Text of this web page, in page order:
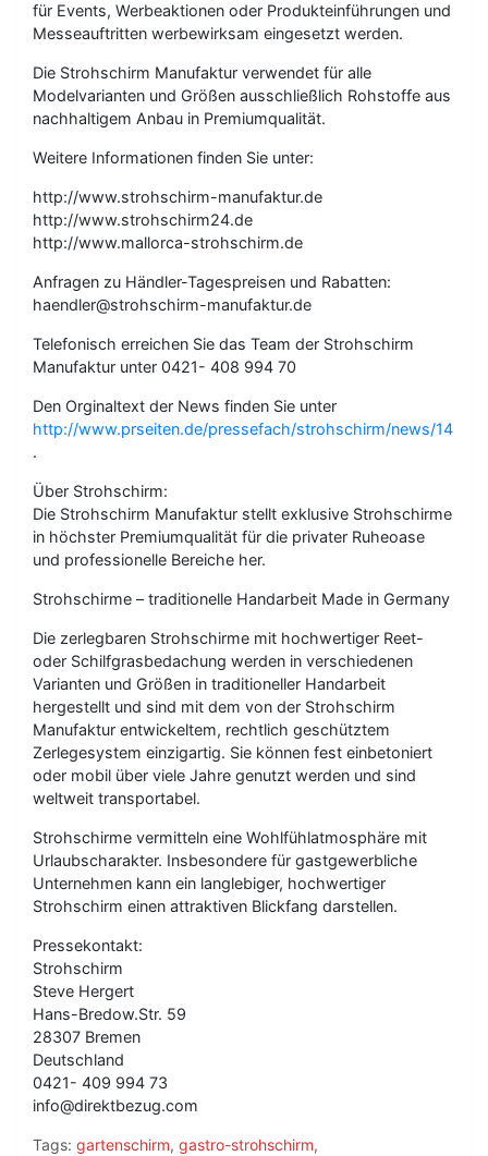
für Events, Werbeaktionen oder Produkteinführungen und
Messeauftritten werbewirksam eingesetzt werden.
Die Strohschirm Manufaktur verwendet für alle
Modelvarianten und Größen ausschließlich Rohstoffe aus
nachhaltigem Anbau in Premiumqualität.
Weitere Informationen finden Sie unter:
http://www.strohschirm-manufaktur.de
http://www.strohschirm24.de
http://www.mallorca-strohschirm.de
Anfragen zu Händler-Tagespreisen und Rabatten:
haendler@strohschirm-manufaktur.de
Telefonisch erreichen Sie das Team der Strohschirm
Manufaktur unter 0421- 408 994 70
Den Orginaltext der News finden Sie unter
http://www.prseiten.de/pressefach/strohschirm/news/14
.
Über Strohschirm:
Die Strohschirm Manufaktur stellt exklusive Strohschirme
in höchster Premiumqualität für die privater Ruheoase
und professionelle Bereiche her.
Strohschirme – traditionelle Handarbeit Made in Germany
Die zerlegbaren Strohschirme mit hochwertiger Reet-
oder Schilfgrasbedachung werden in verschiedenen
Varianten und Größen in traditioneller Handarbeit
hergestellt und sind mit dem von der Strohschirm
Manufaktur entwickeltem, rechtlich geschütztem
Zerlegesystem einzigartig. Sie können fest einbetoniert
oder mobil über viele Jahre genutzt werden und sind
weltweit transportabel.
Strohschirme vermitteln eine Wohlfühlatmosphäre mit
Urlaubscharakter. Insbesondere für gastgewerbliche
Unternehmen kann ein langlebiger, hochwertiger
Strohschirm einen attraktiven Blickfang darstellen.
Pressekontakt:
Strohschirm
Steve Hergert
Hans-Bredow.Str. 59
28307 Bremen
Deutschland
0421- 409 994 73
info@direktbezug.com
Tags: gartenschirm, gastro-strohschirm,